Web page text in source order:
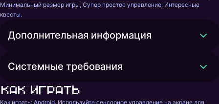
Минимальный размер игры, Супер простое управление, Интересные
квесты.
Дополнительная информация
Системные требования
Как играть
Как играть: Android. Используйте сенсорное управление на экране для